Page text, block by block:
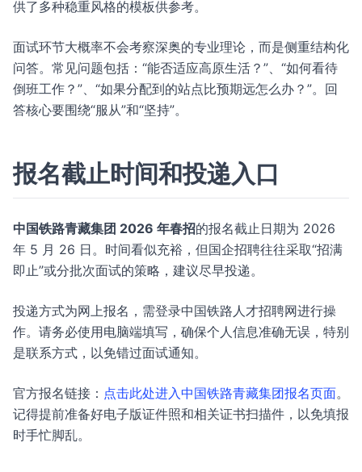
供了多种稳重风格的模板供参考。
面试环节大概率不会考察深奥的专业理论，而是侧重结构化
问答。常见问题包括：“能否适应高原生活？”、“如何看待
倒班工作？”、“如果分配到的站点比预期远怎么办？”。回
答核心要围绕“服从”和“坚持”。
报名截止时间和投递入口
中国铁路青藏集团 2026 年春招的报名截止日期为 2026
年 5 月 26 日。时间看似充裕，但国企招聘往往采取“招满
即止”或分批次面试的策略，建议尽早投递。
投递方式为网上报名，需登录中国铁路人才招聘网进行操
作。请务必使用电脑端填写，确保个人信息准确无误，特别
是联系方式，以免错过面试通知。
官方报名链接： 点击此处进入中国铁路青藏集团报名页面。
记得提前准备好电子版证件照和相关证书扫描件，以免填报
时手忙脚乱。